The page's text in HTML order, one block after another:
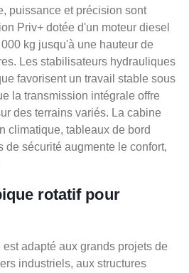
puissance et précision sont
Priv+ dotée d'un moteur diesel
kg jusqu'à une hauteur de
Les stabilisateurs hydrauliques
favorisent un travail stable sous
la transmission intégrale offre
des terrains variés. La cabine
climatique, tableaux de bord
de sécurité augmente le confort,
rotatif pour
adapté aux grands projets de
industriels, aux structures